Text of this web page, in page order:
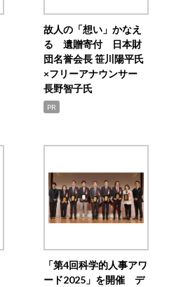
故人の「想い」かなえ
る 遺贈寄付 日本財
団名誉会長 笹川陽平氏
×フリーアナウンサー
長野智子氏
PR
「第4回科学的人事アワ
ード2025」を開催 デ